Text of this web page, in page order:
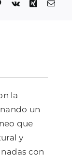
Pinterest
Vk Xing
la
un
que
y
con